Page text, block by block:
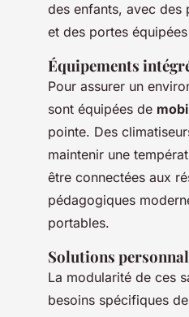
des enfants, avec des
et des portes
Équipements
Pour assurer un
sont équipées de
pointe. Des
maintenir une
être connectées aux
pédagogiques
portables.
Solutions
La modularité de ces
besoins spécifiques